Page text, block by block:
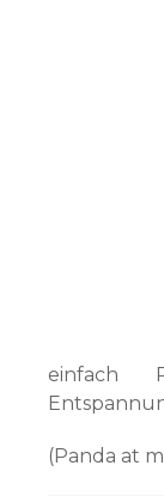
einfach
(Panda at